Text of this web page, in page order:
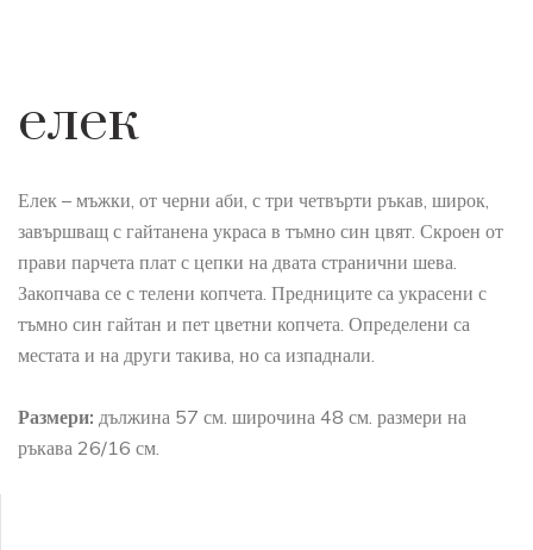
елек
Елек – мъжки, от черни аби, с три четвърти ръкав, широк,
завършващ с гайтанена украса в тъмно син цвят. Скроен от
прави парчета плат с цепки на двата странични шева.
Закопчава се с телени копчета. Предниците са украсени с
тъмно син гайтан и пет цветни копчета. Определени са
местата и на други такива, но са изпаднали.
Размери: дължина 57 см. широчина 48 см. размери на
ръкава 26/16 см.